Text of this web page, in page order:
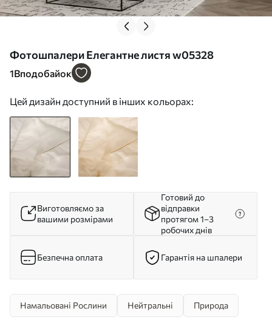
Фотошпалери Елегантне листя w05328
1Вподобайок
Цей дизайн доступний в інших кольорах:
Виготовляємо за
вашими розмірами
Готовий до
відправки
протягом 1–3
робочих днів
Безпечна оплата Гарантія на шпалери
Намальовані Рослини Нейтральні Природа